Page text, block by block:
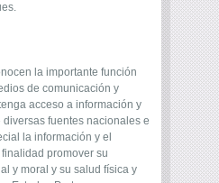
la importante función
de comunicación y
acceso a información y
fuentes nacionales e
la información y el
promover su
y moral y su salud física y